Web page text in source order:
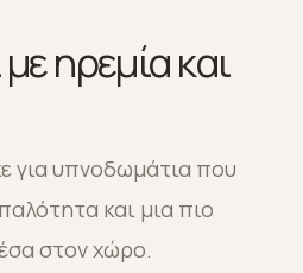
ηρεμία και
για υπνοδωμάτια που
και μια πιο
στον χώρο.